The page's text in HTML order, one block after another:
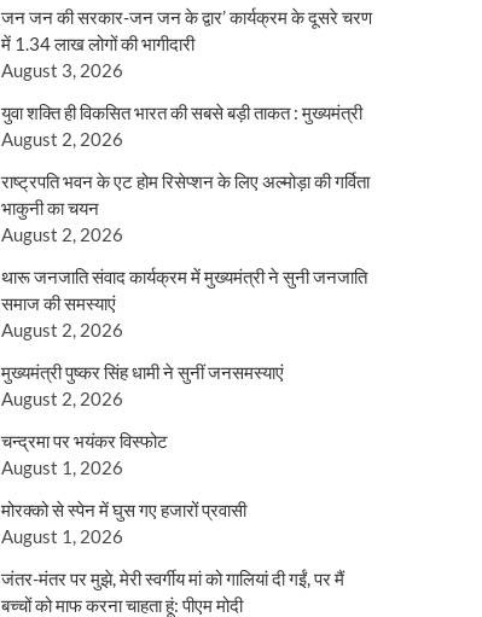
जन जन की सरकार-जन जन के द्वार’ कार्यक्रम के दूसरे चरण
में 1.34 लाख लोगों की भागीदारी
August 3, 2026
युवा शक्ति ही विकसित भारत की सबसे बड़ी ताकत : मुख्यमंत्री
August 2, 2026
राष्ट्रपति भवन के एट होम रिसेप्शन के लिए अल्मोड़ा की गर्विता
भाकुनी का चयन
August 2, 2026
थारू जनजाति संवाद कार्यक्रम में मुख्यमंत्री ने सुनी जनजाति
समाज की समस्याएं
August 2, 2026
मुख्यमंत्री पुष्कर सिंह धामी ने सुनीं जनसमस्याएं
August 2, 2026
चन्द्रमा पर भयंकर विस्फोट
August 1, 2026
मोरक्को से स्पेन में घुस गए हजारों प्रवासी
August 1, 2026
जंतर-मंतर पर मुझे, मेरी स्वर्गीय मां को गालियां दी गईं, पर मैं
बच्चों को माफ करना चाहता हूं: पीएम मोदी